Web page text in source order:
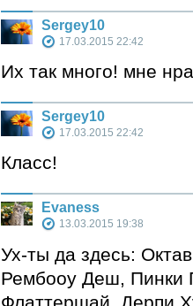
Sergey10
17.03.2015 22:42
Их так много! мне
Sergey10
17.03.2015 22:42
Класс!
Evaness
13.03.2015 19:38
Ух-ты да здесь:
Рембооу Деш, Пинки
Флаттершай, Дерпи